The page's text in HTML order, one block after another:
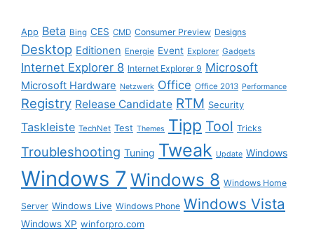
App Beta Bing CES CMD Consumer Preview Designs
Desktop Editionen Energie Event Explorer Gadgets
Internet Explorer 8 Internet Explorer 9 Microsoft
Microsoft Hardware Netzwerk Office Office 2013 Performance
Registry Release Candidate RTM Security
Taskleiste TechNet Test Themes Tipp Tool Tricks
Troubleshooting Tuning Tweak Update Windows
Windows 7 Windows 8 Windows Home
Server Windows Live Windows Phone Windows Vista
Windows XP winforpro.com